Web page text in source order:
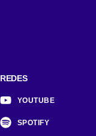
REDES
YOUTUBE
SPOTIFY